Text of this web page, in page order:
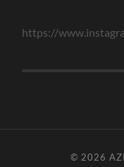
https://
© 2026